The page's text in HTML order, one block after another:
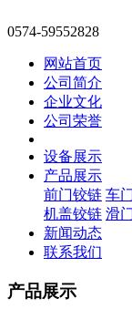
0574-59552828
网站首页
公司简介
企业文化
公司荣誉
设备展示
产品展示
前门铰链 车
机盖铰链 滑
新闻动态
联系我们
产品展示